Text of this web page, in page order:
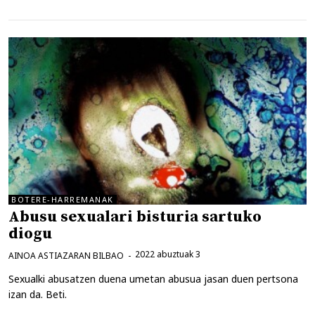
BOTERE-HARREMANAK
Abusu sexualari bisturia sartuko
diogu
2022 abuztuak 3
AINOA ASTIAZARAN BILBAO
Sexualki abusatzen duena umetan abusua jasan duen pertsona
izan da. Beti.